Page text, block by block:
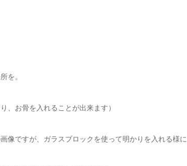
を。
、お骨を入れることが出来ます）
像ですが、ガラスブロックを使って明かりを入れる様に